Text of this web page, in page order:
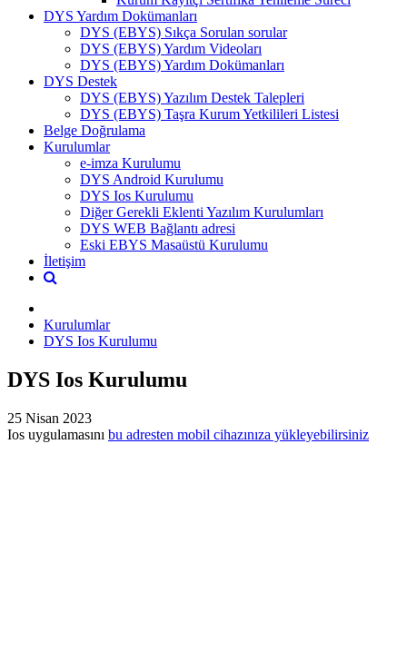
DYS Yardım Dokümanları
DYS (EBYS) Sıkça Sorulan sorular
DYS (EBYS) Yardım Videoları
DYS (EBYS) Yardım Dokümanları
DYS Destek
DYS (EBYS) Yazılım Destek Talepleri
DYS (EBYS) Taşra Kurum Yetkilileri Listesi
Belge Doğrulama
Kurulumlar
e-imza Kurulumu
DYS Android Kurulumu
DYS Ios Kurulumu
Diğer Gerekli Eklenti Yazılım Kurulumları
DYS WEB Bağlantı adresi
Eski EBYS Masaüstü Kurulumu
İletişim
Kurulumlar
DYS Ios Kurulumu
DYS Ios Kurulumu
25 Nisan 2023
Ios uygulamasını bu adresten mobil cihazınıza yükleyebilirsiniz